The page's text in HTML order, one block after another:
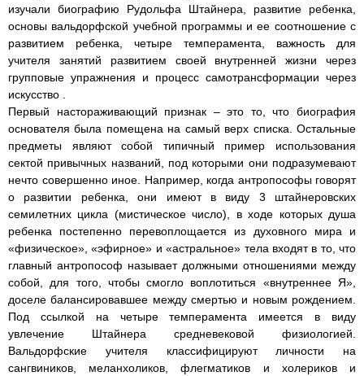
изучали биографию Рудольфа Штайнера, развитие ребенка,
основы вальдорфской учебной программы и ее соотношение с
развитием ребенка, четыре темперамента, важность для
учителя занятий развитием своей внутренней жизни через
групповые упражнения и процесс самотрансформации через
искусство .
Первый настораживающий признак – это то, что биография
основателя была помещена на самый верх списка. Остальные
предметы являют собой типичный пример использования
сектой привычных названий, под которыми они подразумевают
нечто совершенно иное. Например, когда антропософы говорят
о развитии ребенка, они имеют в виду 3 штайнеровских
семилетних цикла (мистическое число), в ходе которых душа
ребенка постепенно перевоплощается из духовного мира и
«физическое», «эфирное» и «астральное» тела входят в то, что
главный антропософ называет должными отношениями между
собой, для того, чтобы смогло воплотиться «внутреннее Я»,
доселе балансировавшее между смертью и новым рождением.
Под ссылкой на четыре темперамента имеется в виду
увлечение Штайнера средневековой физиологией.
Вальдорфские учителя классифицируют личности на
сангвиников, меланхоликов, флегматиков и холериков и